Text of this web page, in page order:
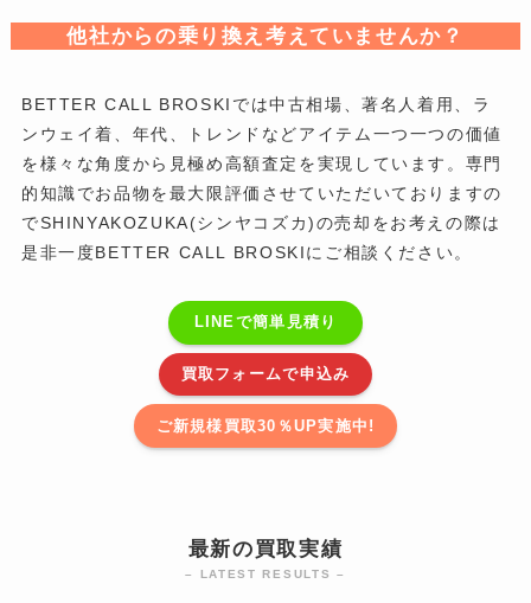
他社からの乗り換え考えていませんか？
BETTER CALL BROSKIでは中古相場、著名人着用、ラ
ンウェイ着、年代、トレンドなどアイテム一つ一つの価値
を様々な角度から見極め高額査定を実現しています。専門
的知識でお品物を最大限評価させていただいておりますの
でSHINYAKOZUKA(シンヤコズカ)の売却をお考えの際は
是非一度BETTER CALL BROSKIにご相談ください。
LINEで簡単見積り
買取フォームで申込み
ご新規様買取30％UP実施中!
最新の買取実績
– LATEST RESULTS –